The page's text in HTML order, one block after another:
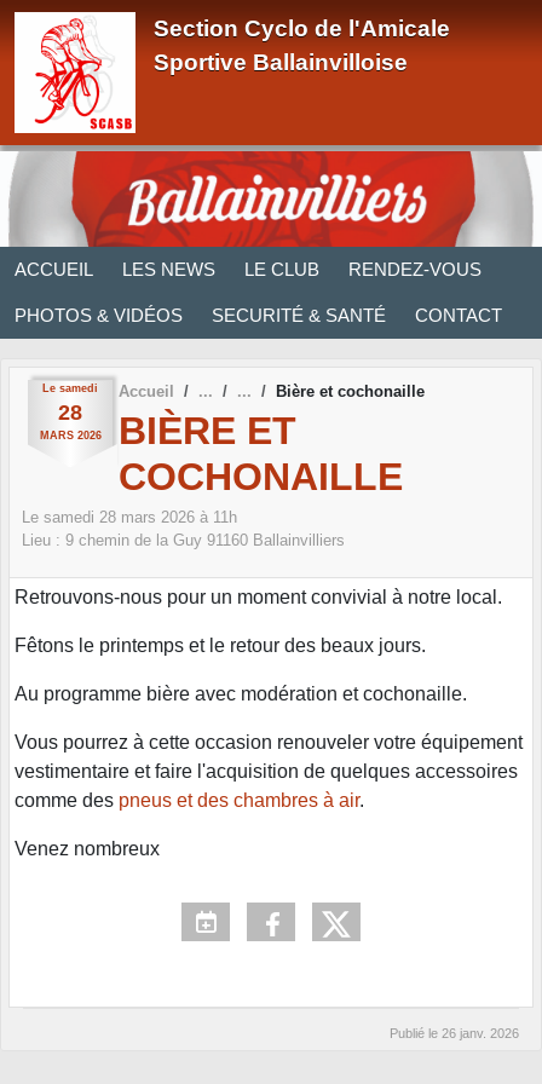
Section Cyclo de l'Amicale
Sportive Ballainvilloise
ACCUEIL LES NEWS LE CLUB RENDEZ-VOUS
PHOTOS & VIDÉOS SECURITÉ & SANTÉ CONTACT
Le samedi
28
MARS 2026
Accueil Bière et cochonaille
BIÈRE ET
COCHONAILLE
Le samedi 28 mars 2026 à 11h
Lieu : 9 chemin de la Guy 91160 Ballainvilliers
Retrouvons-nous pour un moment convivial à notre local.
Fêtons le printemps et le retour des beaux jours.
Au programme bière avec modération et cochonaille.
Vous pourrez à cette occasion renouveler votre équipement
vestimentaire et faire l'acquisition de quelques accessoires
comme des pneus et des chambres à air.
Venez nombreux
Publié le 26 janv. 2026
Panneau de gestion des cookies